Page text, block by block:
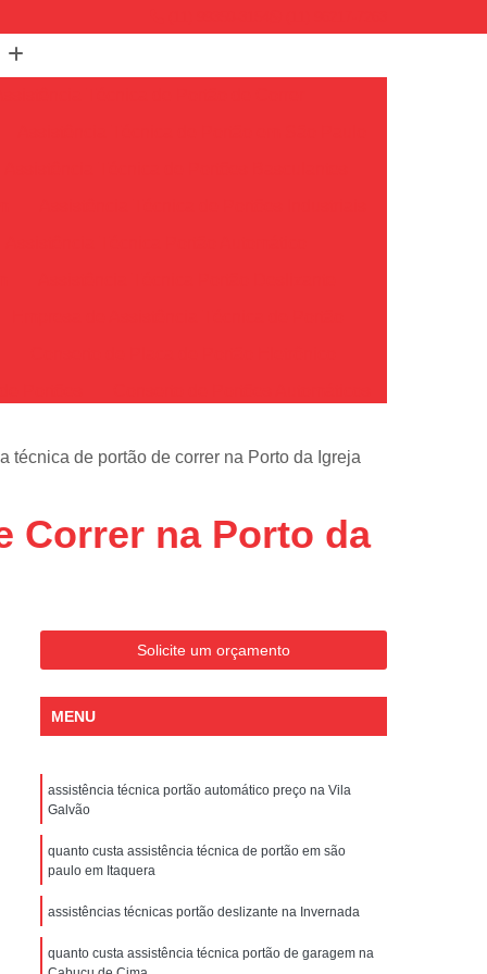
Conserto de Portões em São Paulo
Conserto de Portão Automático
Conserto de Portão em São Paulo
Conserto de Portões Basculantes
de Instalação de Portão Eletrônico
de Portão Automático
Eletrônico Basculante
Instalação de Portão Eletrônico em SP
Portão Automático Deslizante
técnica de portão de correr na Porto da Igreja
Correr na Porto da
Solicite um orçamento
MENU
assistência técnica portão automático preço na Vila
Galvão
quanto custa assistência técnica de portão em são
paulo em Itaquera
assistências técnicas portão deslizante na Invernada
quanto custa assistência técnica portão de garagem na